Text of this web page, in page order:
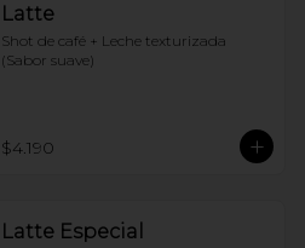
Latte
Shot de café + Leche texturizada
(Sabor suave)
$4.190
Latte Especial